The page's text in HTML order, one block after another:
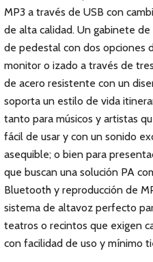
MP3 a través de USB con
de alta calidad. Un gabinete
de pedestal con dos opciones
monitor o izado a través de
de acero resistente con un
soporta un estilo de vida
tanto para músicos y artistas
fácil de usar y con un sonido
asequible; o bien para
que buscan una solución PA
Bluetooth y reproducción de
sistema de altavoz perfecto
teatros o recintos que exigen
con facilidad de uso y mínimo